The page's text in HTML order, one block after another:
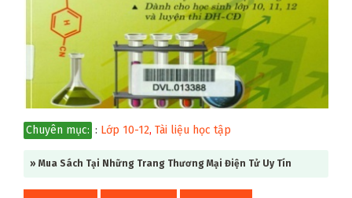
Chuyên mục: : Lớp 10-12, Tài liệu học tập
» Mua Sách Tại Những Trang Thương Mại Điện Tử Uy Tín